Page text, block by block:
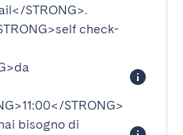
STRONG>.
check-
STRONG>
bisogno di